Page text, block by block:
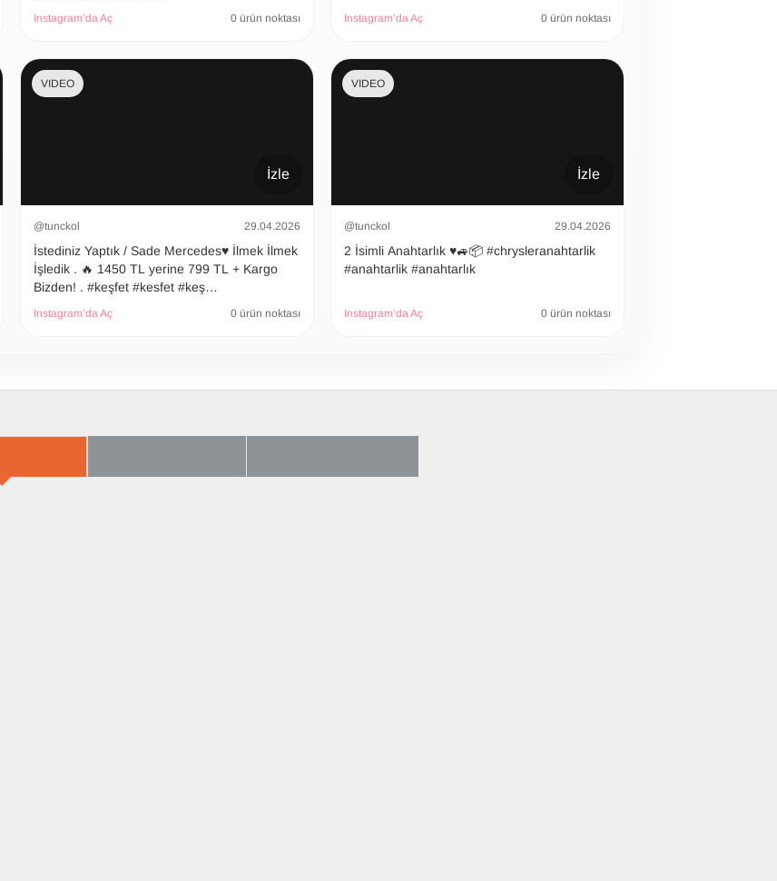
Instagram’da Aç 0 ürün noktası Instagram’da Aç 0 ürün noktası
İzle
VIDEO
@tunckol 29.04.2026
İstediniz Yaptık / Sade Mercedes♥️ İlmek İlmek
İşledik . 🔥 1450 TL yerine 799 TL + Kargo
Bizden! . #keşfet #kesfet #keş…
Instagram’da Aç 0 ürün noktası
İzle
VIDEO
@tunckol 29.04.2026
2 İsimli Anahtarlık ♥️🚙📦 #chrysleranahtarlik
#anahtarlik #anahtarlık
Instagram’da Aç 0 ürün noktası